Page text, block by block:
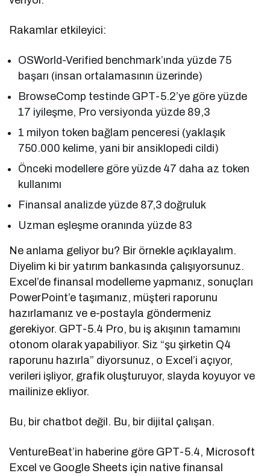
Rakamlar etkileyici:
OSWorld-Verified benchmark’ında yüzde 75
başarı (insan ortalamasının üzerinde)
BrowseComp testinde GPT-5.2’ye göre yüzde
17 iyileşme, Pro versiyonda yüzde 89,3
1 milyon token bağlam penceresi (yaklaşık
750.000 kelime, yani bir ansiklopedi cildi)
Önceki modellere göre yüzde 47 daha az token
kullanımı
Finansal analizde yüzde 87,3 doğruluk
Uzman eşleşme oranında yüzde 83
Ne anlama geliyor bu? Bir örnekle açıklayalım.
Diyelim ki bir yatırım bankasında çalışıyorsunuz.
Excel’de finansal modelleme yapmanız, sonuçları
PowerPoint’e taşımanız, müşteri raporunu
hazırlamanız ve e-postayla göndermeniz
gerekiyor. GPT-5.4 Pro, bu iş akışının tamamını
otonom olarak yapabiliyor. Siz “şu şirketin Q4
raporunu hazırla” diyorsunuz, o Excel’i açıyor,
verileri işliyor, grafik oluşturuyor, slayda koyuyor ve
mailinize ekliyor.
Bu, bir chatbot değil. Bu, bir dijital çalışan.
VentureBeat’in haberine göre GPT-5.4, Microsoft
Excel ve Google Sheets için native finansal